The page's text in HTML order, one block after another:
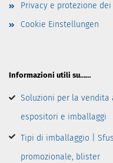
Privacy e protezione
Cookie Einstellungen
Informazioni utili su……
Soluzioni per la
espositori e imballaggi
Tipi di imballaggio |
promozionale, blister